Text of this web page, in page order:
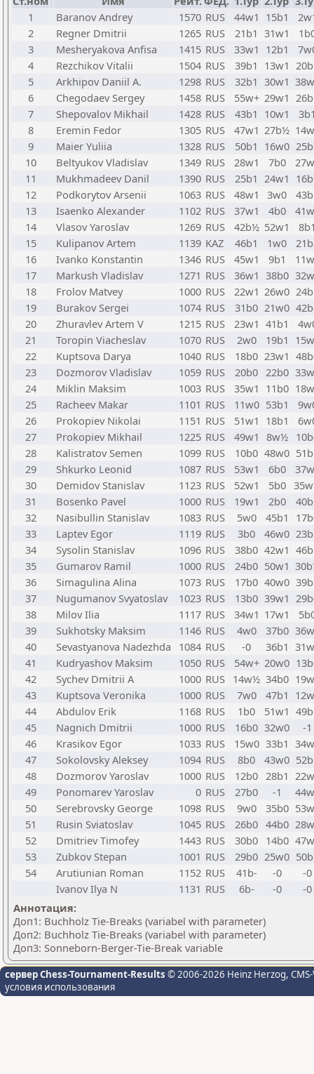
1
Baranov Andrey 1570 RUS 44w1 15b1
2
Regner Dmitrii 1265 RUS 21b1 31w1
3
Mesheryakova Anfisa 1415 RUS 33w1 12b1
4
Rezchikov Vitalii 1504 RUS 39b1 13w1
5
Arkhipov Daniil A. 1298 RUS 32b1 30w1
6
Chegodaev Sergey 1458 RUS 55w+ 29w1
7
Shepovalov Mikhail 1428 RUS 43b1 10w1
8
Eremin Fedor 1305 RUS 47w1 27b½
9
Maier Yuliia 1328 RUS 50b1 16w0
10
Beltyukov Vladislav 1349 RUS 28w1 7b0
11
Mukhmadeev Danil 1390 RUS 25b1 24w1
12
Podkorytov Arsenii 1063 RUS 48w1 3w0
13
Isaenko Alexander 1102 RUS 37w1 4b0
14
Vlasov Yaroslav 1269 RUS 42b½ 52w1
15
Kulipanov Artem 1139 KAZ 46b1 1w0
16
Ivanko Konstantin 1346 RUS 45w1 9b1
17
Markush Vladislav 1271 RUS 36w1 38b0
18
Frolov Matvey 1000 RUS 22w1 26w0
19
Burakov Sergei 1074 RUS 31b0 21w0
20
Zhuravlev Artem V 1215 RUS 23w1 41b1
21
Toropin Viacheslav 1070 RUS 2w0 19b1
22
Kuptsova Darya 1040 RUS 18b0 23w1
23
Dozmorov Vladislav 1059 RUS 20b0 22b0
24
Miklin Maksim 1003 RUS 35w1 11b0
25
Racheev Makar 1101 RUS 11w0 53b1
26
Prokopiev Nikolai 1151 RUS 51w1 18b1
27
Prokopiev Mikhail 1225 RUS 49w1 8w½
28
Kalistratov Semen 1099 RUS 10b0 48w0
29
Shkurko Leonid 1087 RUS 53w1 6b0
30
Demidov Stanislav 1123 RUS 52w1 5b0
31
Bosenko Pavel 1000 RUS 19w1 2b0
32
Nasibullin Stanislav 1083 RUS 5w0 45b1
33
Laptev Egor 1119 RUS 3b0 46w0
34
Sysolin Stanislav 1096 RUS 38b0 42w1
35
Gumarov Ramil 1000 RUS 24b0 50w1
36
Simagulina Alina 1073 RUS 17b0 40w0
37
Nugumanov Svyatoslav 1023 RUS 13b0 39w1
38
Milov Ilia 1117 RUS 34w1 17w1
39
Sukhotsky Maksim 1146 RUS 4w0 37b0
40
Sevastyanova Nadezhda 1084 RUS -0 36b1
41
Kudryashov Maksim 1050 RUS 54w+ 20w0
42
Sychev Dmitrii A 1000 RUS 14w½ 34b0
43
Kuptsova Veronika 1000 RUS 7w0 47b1
44
Abdulov Erik 1168 RUS 1b0 51w1
45
Nagnich Dmitrii 1000 RUS 16b0 32w0
-1
46
Krasikov Egor 1033 RUS 15w0 33b1
47
Sokolovsky Aleksey 1094 RUS 8b0 43w0
48
Dozmorov Yaroslav 1000 RUS 12b0 28b1
49
Ponomarev Yaroslav 0 RUS 27b0 -1
50
Serebrovsky George 1098 RUS 9w0 35b0
51
Rusin Sviatoslav 1045 RUS 26b0 44b0
52
Dmitriev Timofey 1443 RUS 30b0 14b0
53
Zubkov Stepan 1001 RUS 29b0 25w0
54
Arutiunian Roman 1152 RUS 41b- -0
-0
Ivanov Ilya N
1131 RUS 6b- -0
-0
Аннотация:
Доп1: Buchholz Tie-Breaks (variabel with parameter)
Доп2: Buchholz Tie-Breaks (variabel with parameter)
Доп3: Sonneborn-Berger-Tie-Break variable
сервер Chess-Tournament-Results © 2006-2026 Heinz Herzog,
условия использования